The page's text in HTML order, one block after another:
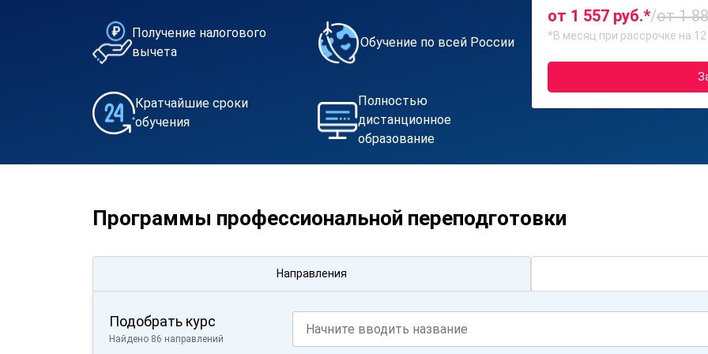
Получение налогового
вычета
Обучение по всей России
Кратчайшие сроки
обучения
Полностью
дистанционное
образование
от 1 557 руб.*/от 1
*В месяц при рассрочке на
Программы профессиональной переподготовки
Направления
Подобрать курс
Найдено 86 направлений